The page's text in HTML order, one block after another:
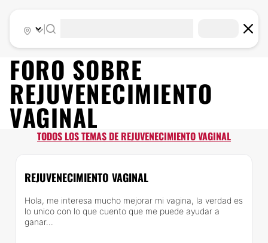
|
FORO SOBRE
REJUVENECIMIENTO
VAGINAL
TODOS LOS TEMAS DE REJUVENECIMIENTO VAGINAL
REJUVENECIMIENTO VAGINAL
Hola, me interesa mucho mejorar mi vagina, la verdad es
lo unico con lo que cuento que me puede ayudar a
ganar...